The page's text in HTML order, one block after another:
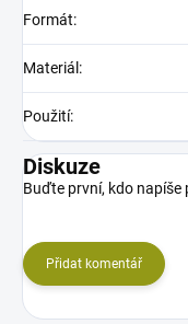
Formát:
Materiál :
Použití:
Diskuze
Buďte první, kdo napíše
Přidat komentář